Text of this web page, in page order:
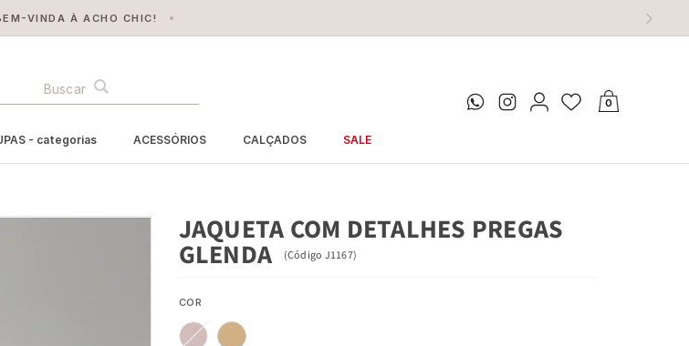
MULHERES, PARA MULHERES
0
- categorias ACESSÓRIOS CALÇADOS SALE
JAQUETA COM DETALHES PREGAS
GLENDA (Código J1167)
COR